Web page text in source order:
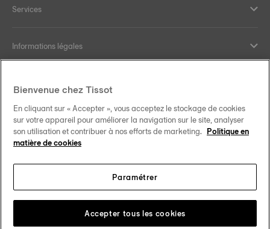
Services
Informations légales
Nos engagements
Suivez-nous sur les réseaux sociaux
Changer de pays Tissot Copyrights 2026
Bienvenue chez Tissot
En cliquant sur « Accepter », vous acceptez le stockage de cookies
sur votre appareil pour améliorer la navigation sur le site, analyser
son utilisation et contribuer à nos efforts de marketing. Politique en
matière de cookies
Paramétrer
Accepter tous les cookies